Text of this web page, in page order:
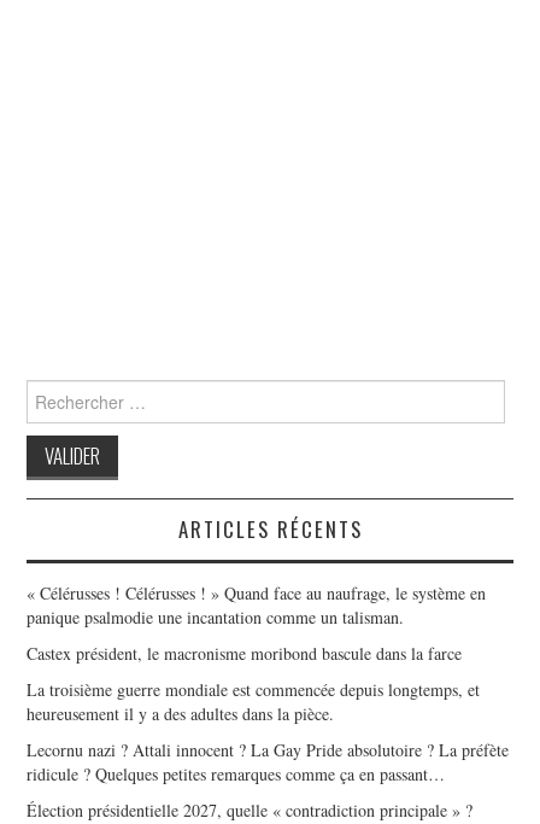
Search
for:
ARTICLES RÉCENTS
« Célérusses ! Célérusses ! » Quand face au naufrage, le système en
panique psalmodie une incantation comme un talisman.
Castex président, le macronisme moribond bascule dans la farce
La troisième guerre mondiale est commencée depuis longtemps, et
heureusement il y a des adultes dans la pièce.
Lecornu nazi ? Attali innocent ? La Gay Pride absolutoire ? La préfète
ridicule ? Quelques petites remarques comme ça en passant…
Élection présidentielle 2027, quelle « contradiction principale » ?